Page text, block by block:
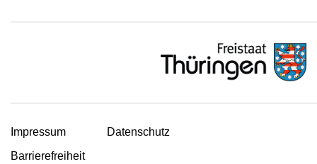
Impressum
Datenschutz
Barrierefreiheit